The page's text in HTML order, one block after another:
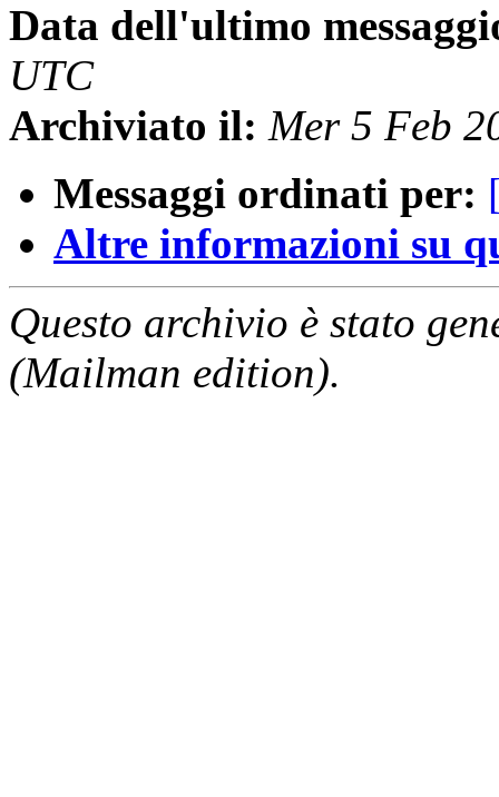
Data dell'ultimo
UTC
Archiviato il: Mer 5 Feb
Messaggi ordinati per:
Altre informazioni su
Questo archivio è stato
(Mailman edition).